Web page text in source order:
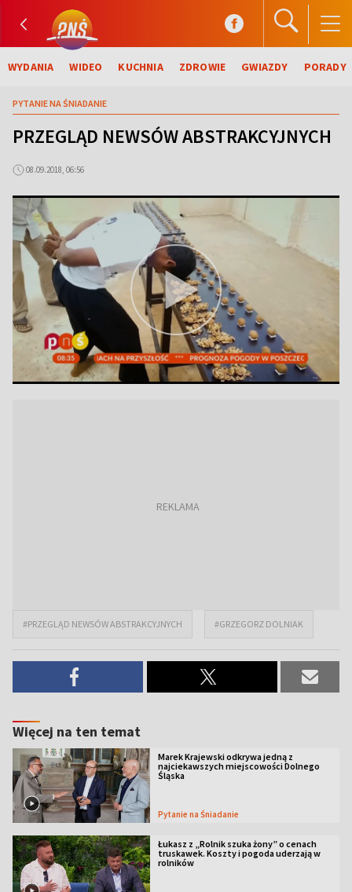
WYDANIA WIDEO KUCHNIA ZDROWIE GWIAZDY PORADY
PYTANIE NA ŚNIADANIE
PRZEGLĄD NEWSÓW ABSTRAKCYJNYCH
08.09.2018, 06:56
#PRZEGLĄD NEWSÓW ABSTRAKCYJNYCH #GRZEGORZ DOLNIAK
Więcej na ten temat
Marek Krajewski odkrywa jedną z
najciekawszych miejscowości Dolnego
Śląska
Pytanie na Śniadanie
Łukasz z „Rolnik szuka żony” o cenach
truskawek. Koszty i pogoda uderzają w
rolników